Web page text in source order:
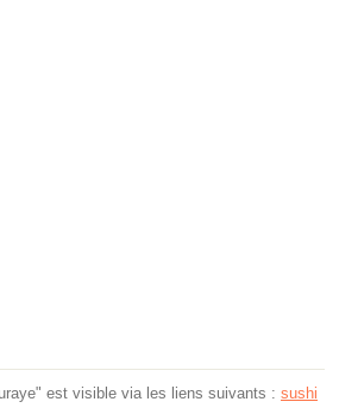
est visible via les liens suivants : sushi